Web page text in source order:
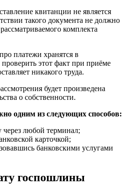
квитанции не является
такого документа не должно
комплекта
платежи хранятся в
этот факт при приёме
никакого труда.
будет произведена
о собственности.
одним из следующих способов:
через любой терминал;
карточкой;
банковскими услугами
госпошлины